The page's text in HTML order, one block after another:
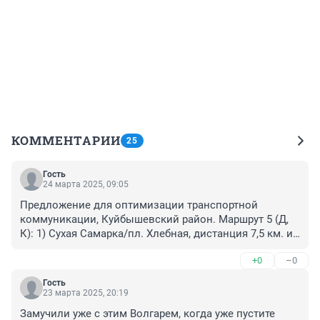
КОММЕНТАРИИ 25
Гость
24 марта 2025, 09:05
Предложение для оптимизации транспортной
коммуникации, Куйбышевский район. Маршрут 5 (Д,
К): 1) Сухая Самарка/пл. Хлебная, дистанция 7,5 км. и
дистанция 4 км. и 4 км. обратно, на все про всё 4
автобуса, интервал движения 10 минут. Через 2 часа
+0 –0
Гость
23 марта 2025, 20:19
Замучили уже с этим Волгарем, когда уже пустите